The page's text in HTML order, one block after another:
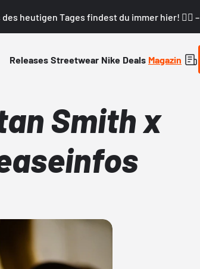
heutigen Tages findest du immer hier! 👇🏼 –
Releases Streetwear Nike Deals Magazin
Smith x